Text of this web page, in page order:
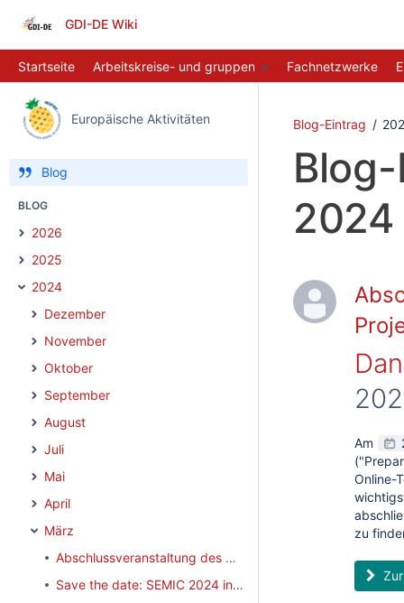
GDI-DE Wiki
Startseite Arbeitskreise- und gruppen Fachnetzwerke
Europäische Aktivitäten
Blog
BLOG
2026
2025
2024
Dezember
November
Oktober
September
August
Juli
Mai
April
März
Abschlussveranstaltung des GREAT-Projektes am 23.04.2024
Save the date: SEMIC 2024 in Brüssel
Blog-Eintrag
2024
Am
Online-
zu